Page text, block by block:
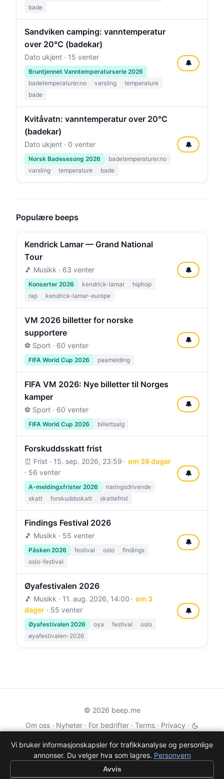
bade
Sandviken camping: vanntemperatur
over 20°C (badekar)
Dato ukjent · 15 venter
Bruntjennet Vanntemperaturserie 2026
badetemperaturer.no
varsling
temperature
bade
🔔
Kvitåvatn: vanntemperatur over 20°C
(badekar)
Dato ukjent · 0 venter
Norsk Badesesong 2026
badetemperaturer.no
varsling
temperature bade
🔔
Populære beeps
Kendrick Lamar — Grand National
Tour
🎵 Musikk · 63 venter
Konserter 2026 kendrick-lamar
hiphop
rap
kendrick-lamar-europe
🔔
VM 2026 billetter for norske
supportere
⚽ Sport · 60 venter
FIFA World Cup 2026 paamelding
🔔
FIFA VM 2026: Nye billetter til Norges
kamper
⚽ Sport · 60 venter
FIFA World Cup 2026 billettsalg
🔔
Forskuddsskatt frist
⏰ Frist · 15. sep. 2026, 23:59
om 38 dager
· 56 venter
A-meldingsfrister 2026
naringsdrivende
skatt
forskuddsskatt skattefrist
🔔
Findings Festival 2026
🎵 Musikk · 55 venter
Påsken 2026 festival oslo
findings
oslo-festival
🔔
Øyafestivalen 2026
🎵 Musikk · 11. aug. 2026, 14:00
om 3
dager · 55 venter
Øyafestivalen 2026 oya festival
oslo
øyafestivalen-2026
🔔
© 2026 beep.me
Om oss · Nyheter · For bedrifter · Terms · Privacy ·
·Wikidata·OMDb
Data from TMDB, Wikidata & OMDb. Not endorsed or certified by these
services.
Vi bruker informasjonskapsler for trafikkanalyse og personlige
annonser. Du velger hva som lagres. Personvern
Avvis